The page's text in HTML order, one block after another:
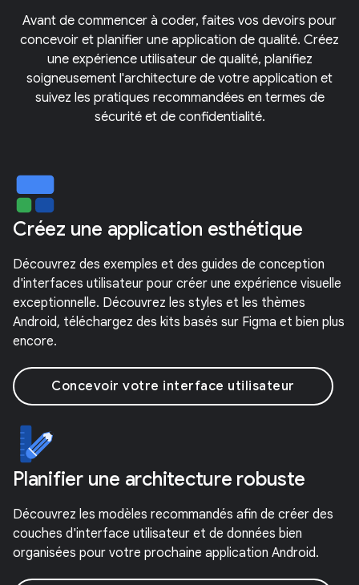
Avant de commencer à coder, faites vos devoirs pour
concevoir et planifier une application de qualité. Créez
une expérience utilisateur de qualité, planifiez
soigneusement l'architecture de votre application et
suivez les pratiques recommandées en termes de
sécurité et de confidentialité.
Créez une application esthétique
Découvrez des exemples et des guides de conception
d'interfaces utilisateur pour créer une expérience visuelle
exceptionnelle. Découvrez les styles et les thèmes
Android, téléchargez des kits basés sur Figma et bien plus
encore.
Concevoir votre interface utilisateur
Planifier une architecture robuste
Découvrez les modèles recommandés afin de créer des
couches d'interface utilisateur et de données bien
organisées pour votre prochaine application Android.